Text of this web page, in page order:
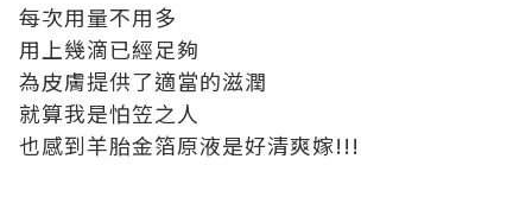
每次用量不用多
用上幾滴已經足夠
為皮膚提供了適當的滋潤
就算我是怕笠之人
也感到羊胎金箔原液是好清爽嫁!!!